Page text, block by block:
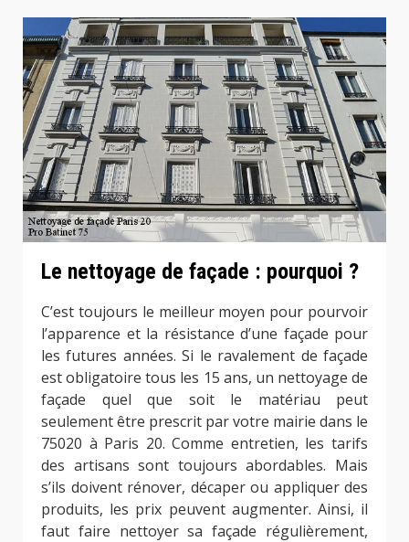
Le nettoyage de façade : pourquoi ?
C’est toujours le meilleur moyen pour pourvoir
l’apparence et la résistance d’une façade pour
les futures années. Si le ravalement de façade
est obligatoire tous les 15 ans, un nettoyage de
façade quel que soit le matériau peut
seulement être prescrit par votre mairie dans le
75020 à Paris 20. Comme entretien, les tarifs
des artisans sont toujours abordables. Mais
s’ils doivent rénover, décaper ou appliquer des
produits, les prix peuvent augmenter. Ainsi, il
faut faire nettoyer sa façade régulièrement,